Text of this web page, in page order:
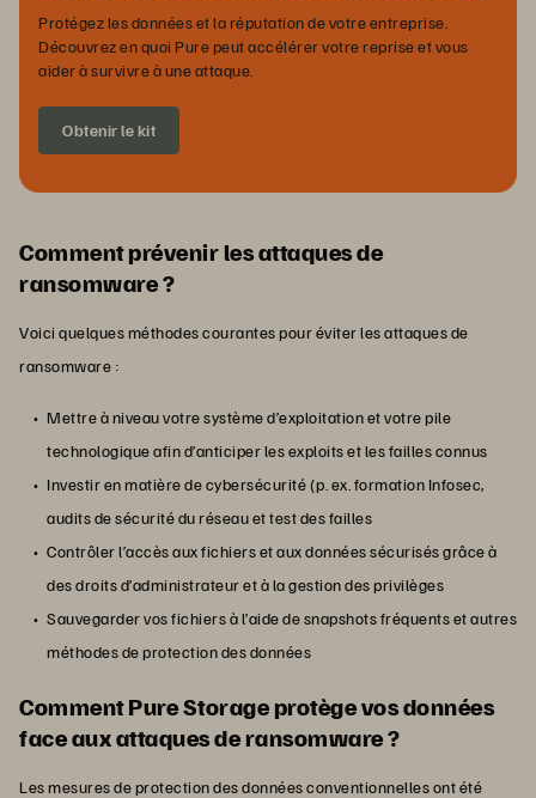
Protégez les données et la réputation de votre entreprise.
Découvrez en quoi Pure peut accélérer votre reprise et vous
aider à survivre à une attaque.
Obtenir le kit
Comment prévenir les attaques de
ransomware ?
Voici quelques méthodes courantes pour éviter les attaques de
ransomware :
Mettre à niveau votre système d’exploitation et votre pile
technologique afin d’anticiper les exploits et les failles connus
Investir en matière de cybersécurité (p. ex. formation Infosec,
audits de sécurité du réseau et test des failles
Contrôler l’accès aux fichiers et aux données sécurisés grâce à
des droits d’administrateur et à la gestion des privilèges
Sauvegarder vos fichiers à l’aide de snapshots fréquents et autres
méthodes de protection des données
Comment Pure Storage protège vos données
face aux attaques de ransomware ?
Les mesures de protection des données conventionnelles ont été